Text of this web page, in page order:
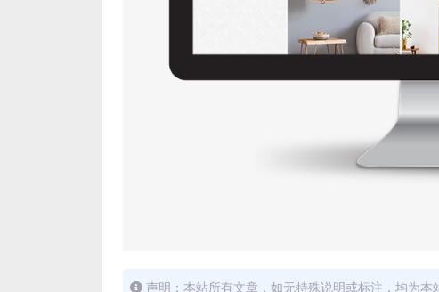
声明：本站所有文章，如无特殊说明或标注，均为